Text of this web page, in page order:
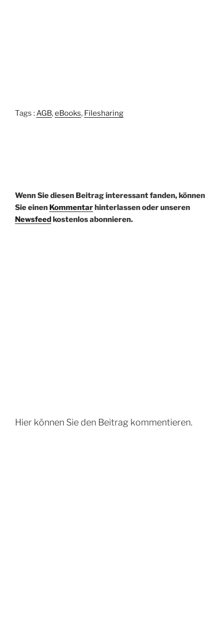
Tags :AGB,eBooks, Filesharing
Wenn Sie diesen Beitrag interessant fanden, können
Sie einen Kommentarhinterlassen oder unseren
Newsfeedkostenlos abonnieren.
Hier können Sie den Beitrag kommentieren.